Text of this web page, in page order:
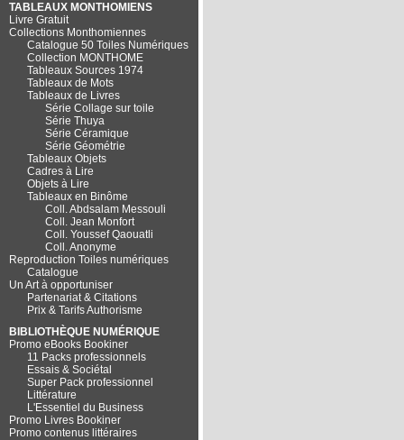
TABLEAUX MONTHOMIENS
Livre Gratuit
Collections Monthomiennes
Catalogue 50 Toiles Numériques
Collection MONTHOME
Tableaux Sources 1974
Tableaux de Mots
Tableaux de Livres
Série Collage sur toile
Série Thuya
Série Céramique
Série Géométrie
Tableaux Objets
Cadres à Lire
Objets à Lire
Tableaux en Binôme
Coll. Abdsalam Messouli
Coll. Jean Monfort
Coll. Youssef Qaouatli
Coll. Anonyme
Reproduction Toiles numériques
Catalogue
Un Art à opportuniser
Partenariat & Citations
Prix & Tarifs Authorisme
BIBLIOTHÈQUE NUMÉRIQUE
Promo eBooks Bookiner
11 Packs professionnels
Essais & Sociétal
Super Pack professionnel
Littérature
L'Essentiel du Business
Promo Livres Bookiner
Promo contenus littéraires